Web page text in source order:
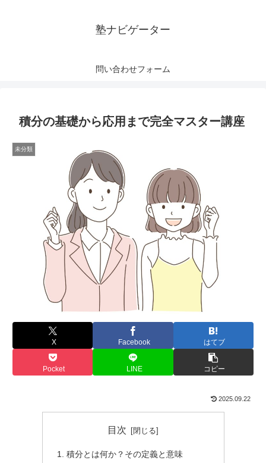
塾ナビゲーター
問い合わせフォーム
積分の基礎から応用まで完全マスター講座
未分類
X Facebook はてブ
Pocket LINE コピー
2025.09.22
目次
積分とは何か？その定義と意味